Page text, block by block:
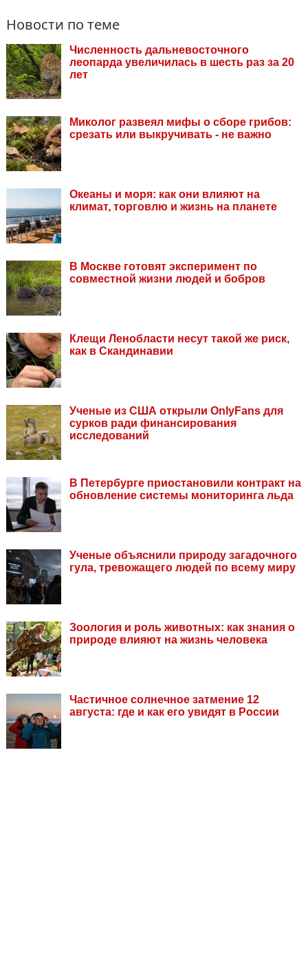
Новости по теме
Численность дальневосточного
леопарда увеличилась в шесть раз за 20
лет
Миколог развеял мифы о сборе грибов:
срезать или выкручивать - не важно
Океаны и моря: как они влияют на
климат, торговлю и жизнь на планете
В Москве готовят эксперимент по
совместной жизни людей и бобров
Клещи Ленобласти несут такой же риск,
как в Скандинавии
Ученые из США открыли OnlyFans для
сурков ради финансирования
исследований
В Петербурге приостановили контракт на
обновление системы мониторинга льда
Ученые объяснили природу загадочного
гула, тревожащего людей по всему миру
Зоология и роль животных: как знания о
природе влияют на жизнь человека
Частичное солнечное затмение 12
августа: где и как его увидят в России